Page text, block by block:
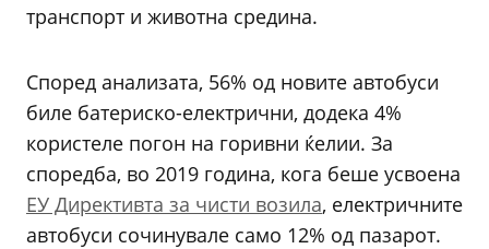
транспорт и животна средина.
Според анализата, 56% од новите автобуси
биле батериско-електрични, додека 4%
користеле погон на горивни ќелии. За
споредба, во 2019 година, кога беше усвоена
ЕУ Директивта за чисти возила, електричните
автобуси сочинувале само 12% од пазарот.